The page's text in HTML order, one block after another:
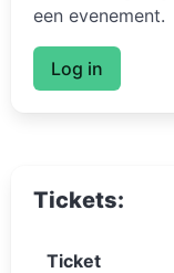
een evenement.
Log in
Tickets:
Ticket